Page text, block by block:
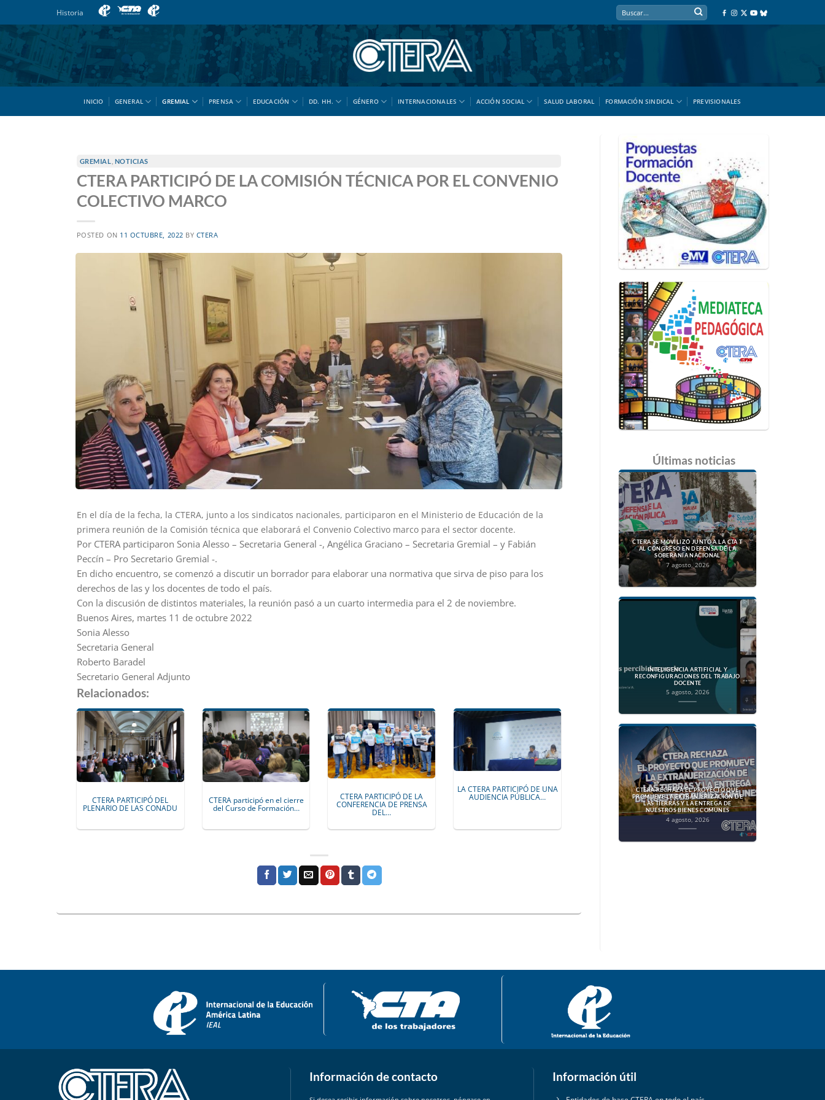
al
contenido
Historia
INICIO GENERAL GREMIAL PRENSA EDUCACIÓN DD. HH. GÉNERO INTERNACIONALES ACCIÓN SOCIAL SALUD LABORAL FORMACIÓN SINDICAL PREVISIONALES
GREMIAL NOTICIAS
CTERA PARTICIPÓ DE LA COMISIÓN TÉCNICA POR EL CONVENIO
COLECTIVO MARCO
POSTED ON 11 OCTUBRE, 2022 BY CTERA
En el día de la fecha, la CTERA, junto a los sindicatos nacionales, participaron en el Ministerio de Educación de la
primera reunión de la Comisión técnica que elaborará el Convenio Colectivo marco para el sector docente.
Por CTERA participaron Sonia Alesso – Secretaria General -, Angélica Graciano – Secretaria Gremial – y Fabián
Peccín – Pro Secretario Gremial -.
En dicho encuentro, se comenzó a discutir un borrador para elaborar una normativa que sirva de piso para los
derechos de las y los docentes de todo el país.
Con la discusión de distintos materiales, la reunión pasó a un cuarto intermedia para el 2 de noviembre.
Buenos Aires, martes 11 de octubre 2022
Sonia Alesso
Secretaria General
Roberto Baradel
Secretario General Adjunto
Relacionados:
CTERA PARTICIPÓ DEL
PLENARIO DE LAS CONADU
CTERA participó en el cierre
del Curso de Formación…
CTERA PARTICIPÓ DE LA
CONFERENCIA DE PRENSA
DEL…
LA CTERA PARTICIPÓ DE UNA
AUDIENCIA PÚBLICA…
Últimas noticias
CTERA SE MOVILIZÓ JUNTO A LA CTA T
AL CONGRESO EN DEFENSA DE LA
SOBERANÍA NACIONAL
7 agosto, 2026
INTELIGENCIA ARTIFICIAL Y
RECONFIGURACIONES DEL TRABAJO
DOCENTE
5 agosto, 2026
CTERA RECHAZA EL PROYECTO QUE
PROMUEVE LA EXTRANJERIZACIÓN DE
LAS TIERRAS Y LA ENTREGA DE
NUESTROS BIENES COMUNES
4 agosto, 2026
Información de contacto Información útil